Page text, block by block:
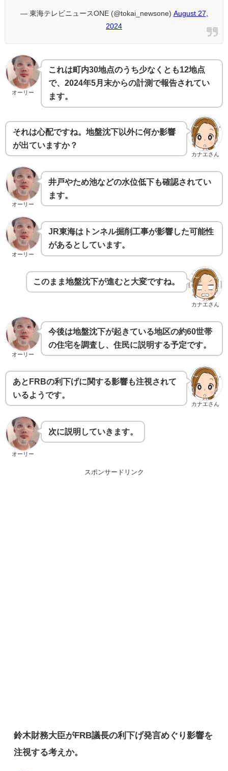
— 東海テレビニュースONE (@tokai_newsone) August 27,
2024
オーリー
これは町内30地点のうち少なくとも12地点
で、2024年5月末からの計測で報告されてい
ます。
カナエさん
それは心配ですね。地盤沈下以外に何か影響
が出ていますか？
オーリー
井戸やため池などの水位低下も確認されてい
ます。
オーリー
JR東海はトンネル掘削工事が影響した可能性
があるとしています。
カナエさん
このまま地盤沈下が進むと大変ですね。
オーリー
今後は地盤沈下が起きている地区の約60世帯
の住宅を調査し、住民に説明する予定です。
カナエさん
あとFRBの利下げに関する影響も注視されて
いるようです。
オーリー
次に説明していきます。
スポンサードリンク
鈴木財務大臣がFRB議長の利下げ発言めぐり影響を
注視する考えか。